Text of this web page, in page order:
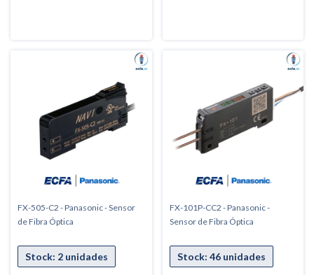
FX-505-C2 - Panasonic - Sensor
de Fibra Óptica
FX-101P-CC2 - Panasonic -
Sensor de Fibra Óptica